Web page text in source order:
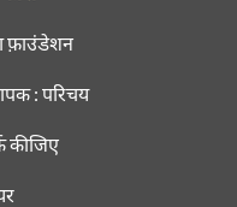
फ़ाउंडेशन
: परिचय
कीजिए